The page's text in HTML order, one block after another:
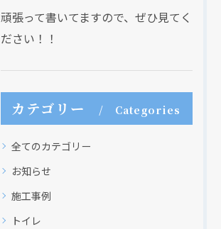
頑張って書いてますので、ぜひ見てく
ださい！！
カテゴリー Categories
全てのカテゴリー
お知らせ
施工事例
トイレ